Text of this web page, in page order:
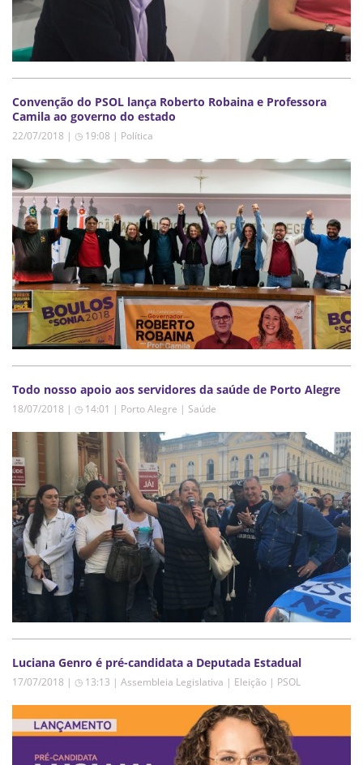
Convenção do PSOL lança Roberto Robaina e Professora
Camila ao governo do estado
22/07/2018 | ◷ 19:08 | Política
Todo nosso apoio aos servidores da saúde de Porto Alegre
18/07/2018 | ◷ 14:01 | Porto Alegre | Saúde
Luciana Genro é pré-candidata a Deputada Estadual
17/07/2018 | ◷ 13:13 | Assembleia Legislativa | Eleição | PSOL